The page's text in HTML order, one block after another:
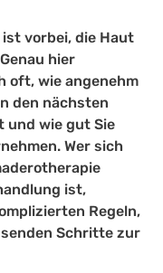
vorbei, die Haut
hier
oft, wie angenehm
den nächsten
und wie gut Sie
Wer sich
ist,
Regeln,
Schritte zur